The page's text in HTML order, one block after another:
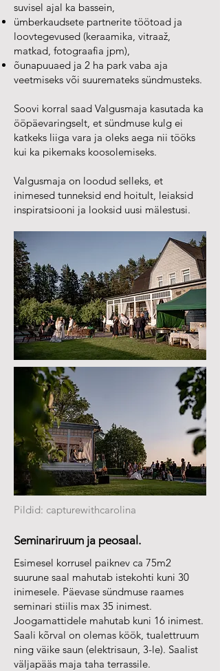
suvisel ajal ka bassein,
ümberkaudsete partnerite töötoad ja
loovtegevused (keraamika, vitraaž,
matkad, fotograafia jpm),
õunapuuaed ja 2 ha park vaba aja
veetmiseks või suuremateks sündmusteks.
Soovi korral saad Valgusmaja kasutada ka
ööpäevaringselt, et sündmuse kulg ei
katkeks liiga vara ja oleks aega nii tööks
kui ka pikemaks koosolemiseks.
Valgusmaja on loodud selleks, et
inimesed tunneksid end hoitult, leiaksid
inspiratsiooni ja looksid uusi mälestusi.
👉
Vaata vabu kuupäevi ja broneeri oma
sündmus juba täna!
Pildid: capturewithcarolina
Seminariruum ja peosaal.
Esimesel korrusel paiknev ca 75m2
suurune saal mahutab istekohti kuni 30
inimesele. Päevase sündmuse raames
seminari stiilis max 35 inimest.
Joogamattidele mahutab kuni 16 inimest.
Saali kõrval on olemas köök, tualettruum
ning väike saun (elektrisaun, 3-le). Saalist
väljapääs maja taha terrassile.